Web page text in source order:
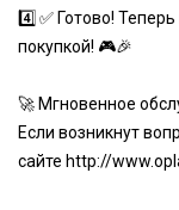
4️⃣ ✅ Готово!
покупкой! 🎮🎉
🚀 Мгновенное
Если возникнут
сайте http://